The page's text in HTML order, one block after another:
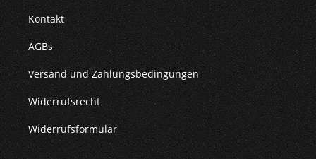
Kontakt
AGBs
Versand und Zahlungsbedingungen
Widerrufsrecht
Widerrufsformular